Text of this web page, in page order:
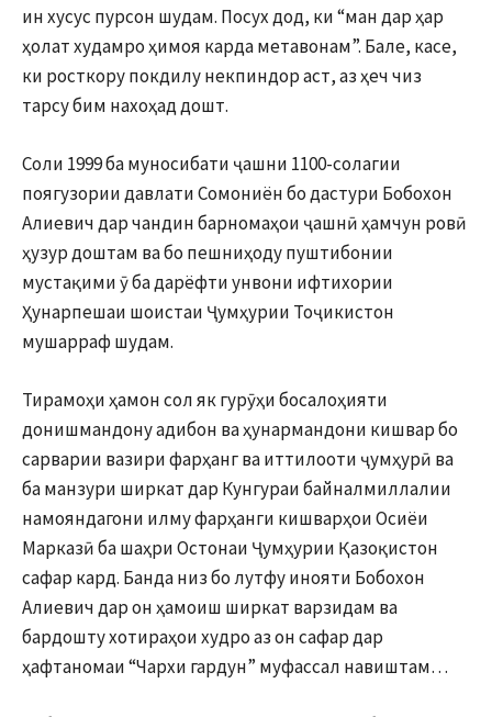
ин хусус пурсон шудам. Посух дод, ки “ман дар ҳар
ҳолат худамро ҳимоя карда метавонам”. Бале, касе,
ки росткору покдилу некпиндор аст, аз ҳеч чиз
тарсу бим нахоҳад дошт.
Соли 1999 ба муносибати ҷашни 1100-солагии
поягузории давлати Сомониён бо дастури Бобохон
Алиевич дар чандин барномаҳои ҷашнӣ ҳамчун ровӣ
ҳузур доштам ва бо пешниҳоду пуштибонии
мустақими ӯ ба дарёфти унвони ифтихории
Ҳунарпешаи шоистаи Ҷумҳурии Тоҷикистон
мушарраф шудам.
Тирамоҳи ҳамон сол як гурӯҳи босалоҳияти
донишмандону адибон ва ҳунармандони кишвар бо
сарварии вазири фарҳанг ва иттилооти ҷумҳурӣ ва
ба манзури ширкат дар Кунгураи байналмиллалии
намояндагони илму фарҳанги кишварҳои Осиёи
Марказӣ ба шаҳри Остонаи Ҷумҳурии Қазоқистон
сафар кард. Банда низ бо лутфу инояти Бобохон
Алиевич дар он ҳамоиш ширкат варзидам ва
бардошту хотираҳои худро аз он сафар дар
ҳафтаномаи “Чархи гардун” муфассал навиштам…